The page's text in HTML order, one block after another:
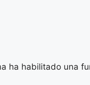
ha habilitado una